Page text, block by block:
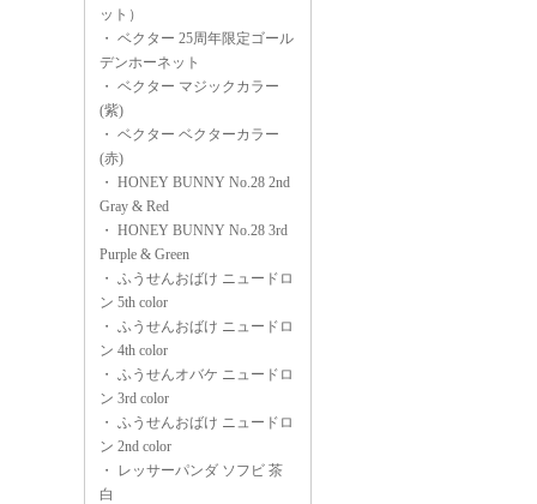
ット）
・ ベクター 25周年限定ゴール
デンホーネット
・ ベクター マジックカラー
(紫)
・ ベクター ベクターカラー
(赤)
・ HONEY BUNNY No.28 2nd
Gray & Red
・ HONEY BUNNY No.28 3rd
Purple & Green
・ ふうせんおばけ ニュードロ
ン 5th color
・ ふうせんおばけ ニュードロ
ン 4th color
・ ふうせんオバケ ニュードロ
ン 3rd color
・ ふうせんおばけ ニュードロ
ン 2nd color
・
レッサーパンダ ソフビ 茶
白